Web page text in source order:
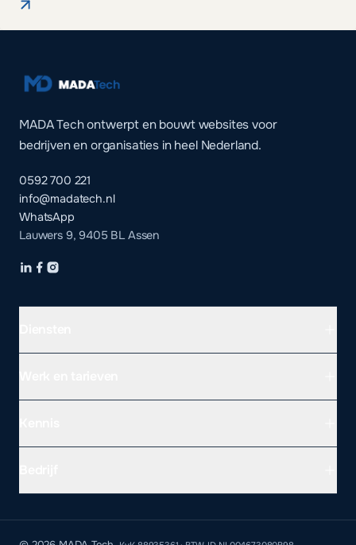
MADA Tech ontwerpt en bouwt websites voor
bedrijven en organisaties in heel Nederland.
0592 700 221
info@madatech.nl
WhatsApp
Lauwers 9, 9405 BL Assen